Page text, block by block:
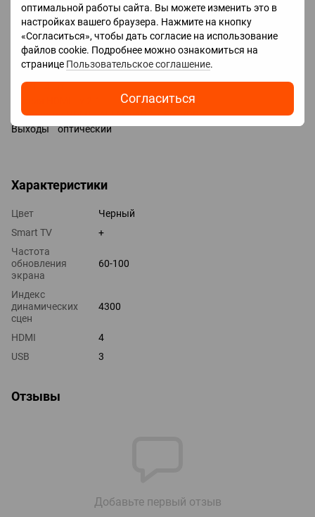
оптимальной работы сайта. Вы можете изменить это в
настройках вашего браузера. Нажмите на кнопку
«Согласиться», чтобы дать согласие на использование
файлов cookie. Подробнее можно ознакомиться на
странице Пользовательское соглашение.
Согласиться
Google Assistant
Bixby
Разъемы
Входы USB 2 шт
HDMI 4 шт
Технологии HDMI ALLM, eARC, CEC, VRR
Выходы оптический
Характеристики
Цвет
Черный
Smart TV
+
Частота
обновления
экрана
60-100
Индекс
динамических
сцен
4300
HDMI
4
USB
3
Отзывы
Добавьте первый отзыв